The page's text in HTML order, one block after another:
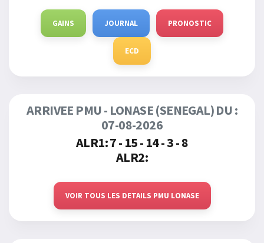
GAINS JOURNAL PRONOSTIC
ECD
ARRIVEE PMU - LONASE (SENEGAL) DU :
07-08-2026
ALR1: 7 - 15 - 14 - 3 - 8
ALR2:
VOIR TOUS LES DETAILS PMU LONASE